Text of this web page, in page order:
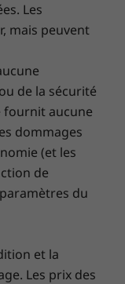
soyez
X1 Nano
en
offre
intelligent
6E
mémoire
les
Et
pouvez
rapide et
disponibles sur
modèle et la
Les
mais peuvent
de la sécurité
fournit aucune
dommages
(et les
de
du
et la
Les prix des